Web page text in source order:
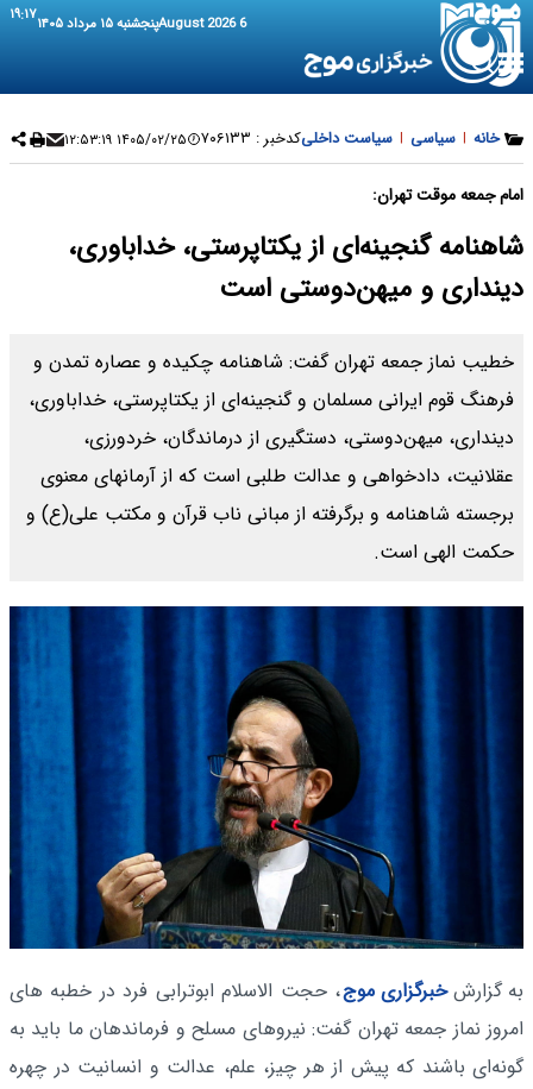
6 August 2026 پنجشنبه ۱۵ مرداد ۱۴۰۵ ۱۹:۱۷
خانه | سیاسی | سیاست داخلیکدخبر : ۷۰۶۱۳۳ ۱۴۰۵/۰۲/۲۵ ۱۲:۵۳:۱۹
امام جمعه موقت تهران:
شاهنامه گنجینه‌ای از یکتاپرستی، خداباوری،
دینداری و میهن‌دوستی است
خطیب نماز جمعه تهران گفت: شاهنامه چکیده و عصاره تمدن و
فرهنگ قوم ایرانی مسلمان و گنجینه‌ای از یکتاپرستی، خداباوری،
دینداری، میهن‌دوستی، دستگیری از درماندگان، خردورزی،
عقلانیت، دادخواهی و عدالت طلبی است که از آرمانهای معنوی
برجسته شاهنامه و برگرفته از مبانی ناب قرآن و مکتب علی(ع) و
حکمت الهی است.
به گزارشخبرگزاری موج، حجت الاسلام ابوترابی فرد در خطبه های
امروز نماز جمعه تهران گفت: نیروهای مسلح و فرماندهان ما باید به
گونه‌ای باشند که پیش از هر چیز، علم، عدالت و انسانیت در چهره